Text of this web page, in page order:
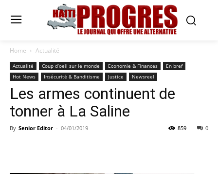
Home Actualité
Actualité Coup d’oeil sur le monde Economie & Finances
En bref
Hot News
Insécurité & Banditisme Justice Newsreel
Les armes continuent de
tonner à La Saline
By Senior Editor - 04/01/2019 0
859